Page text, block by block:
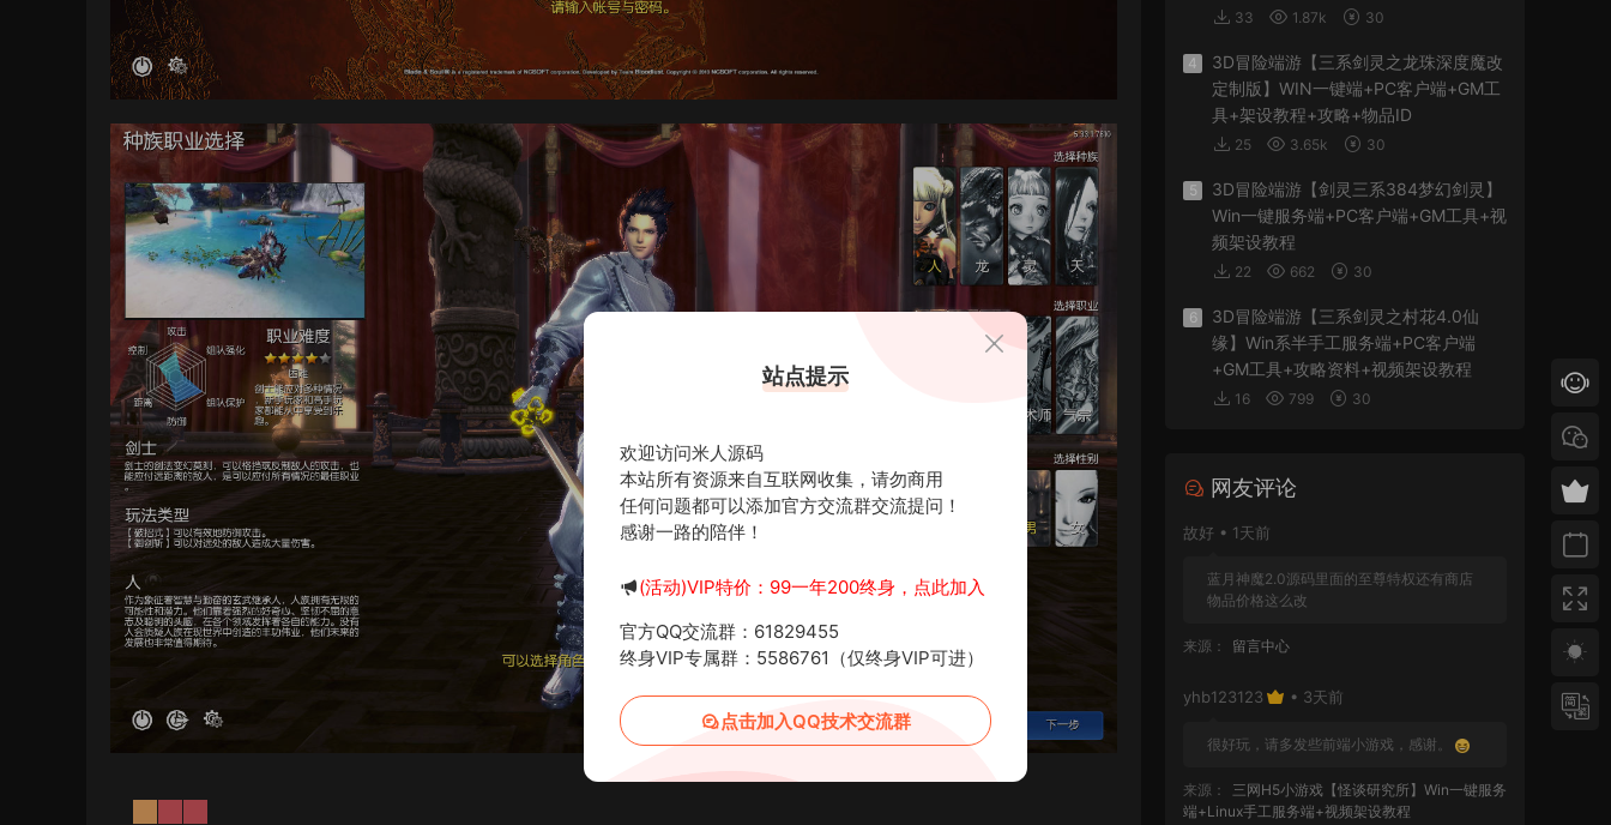
33 1.87k 30
4
3D冒险端游【三系剑灵之龙珠深度魔改
定制版】WIN一键端+PC客户端+GM工
具+架设教程+攻略+物品ID
25 3.65k 30
5
3D冒险端游【剑灵三系384梦幻剑灵】
Win一键服务端+PC客户端+GM工具+视
频架设教程
22 662 30
6
3D冒险端游【三系剑灵之村花4.0仙
缘】Win系半手工服务端+PC客户端
+GM工具+攻略资料+视频架设教程
16 799 30
网友评论
故好 • 1天前
蓝月神魔2.0源码里面的至尊特权还有商店
物品价格这么改
来源： 留言中心
yhb123123 • 3天前
很好玩，请多发些前端小游戏，感谢。
来源：
三网H5小游戏【怪谈研究所】Win一键服务
端+Linux手工服务端+视频架设教程
站点提示
欢迎访问米人源码
本站所有资源来自互联网收集，请勿商用
任何问题都可以添加官方交流群交流提问！
感谢一路的陪伴！
(活动)VIP特价：99一年200终身，点此加入
官方QQ交流群：61829455
终身VIP专属群：5586761（仅终身VIP可进）
点击加入QQ技术交流群